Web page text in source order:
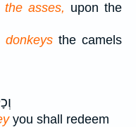
the asses, upon the
donkeysthe camels
you shall redeem